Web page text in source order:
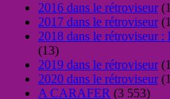
2016 dans le rétroviseur
2017 dans le rétroviseur
2018 dans le rétroviseur :
(13)
2019 dans le rétroviseur
2020 dans le rétroviseur
A CARAFER (3 553)